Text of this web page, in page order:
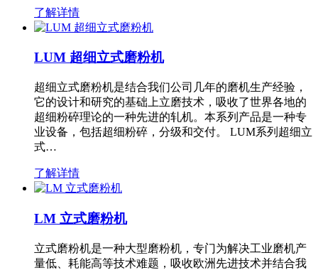
了解详情
LUM 超细立式磨粉机
超细立式磨粉机是结合我们公司几年的磨机生产经验，
它的设计和研究的基础上立磨技术，吸收了世界各地的
超细粉碎理论的一种先进的轧机。本系列产品是一种专
业设备，包括超细粉碎，分级和交付。 LUM系列超细立
式…
了解详情
LM 立式磨粉机
立式磨粉机是一种大型磨粉机，专门为解决工业磨机产
量低、耗能高等技术难题，吸收欧洲先进技术并结合我